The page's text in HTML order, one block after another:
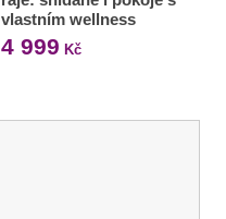
vlastním wellness
4 999 Kč